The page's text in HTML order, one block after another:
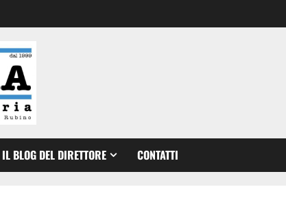
IL BLOG DEL DIRETTORE CONTATTI